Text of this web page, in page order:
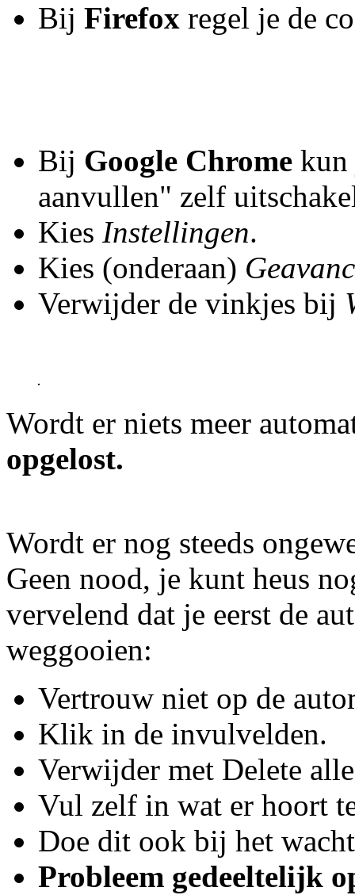
Bij Firefox regel je de
Bij Google Chrome kun
aanvullen" zelf
Kies Instellingen.
Kies (onderaan)
Verwijder de vinkjes bij
Wordt er niets meer
opgelost.
Wordt er nog steeds
Geen nood, je kunt heus
vervelend dat je eerst de
weggooien:
Vertrouw niet op de
Klik in de invulvelden.
Verwijder met Delete
Vul zelf in wat er hoort
Doe dit ook bij het
Probleem gedeeltelijk